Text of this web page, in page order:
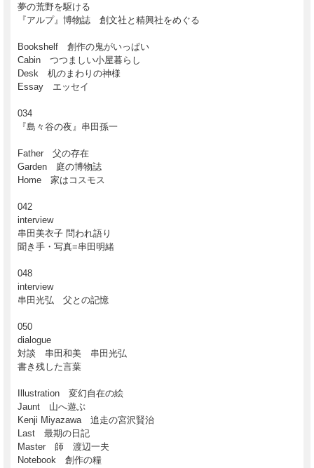
夢の荒野を駆ける
『アルプ』博物誌 創文社と精興社をめぐる
Bookshelf 創作の鬼がいっぱい
Cabin つつましい小屋暮らし
Desk 机のまわりの神様
Essay エッセイ
034
『島々谷の夜』串田孫一
Father 父の存在
Garden 庭の博物誌
Home 家はコスモス
042
interview
串田美衣子 問われ語り
聞き手・写真=串田明緒
048
interview
串田光弘 父との記憶
050
dialogue
対談 串田和美 串田光弘
書き残した言葉
Illustration 変幻自在の絵
Jaunt 山へ遊ぶ
Kenji Miyazawa 追走の宮沢賢治
Last 最期の日記
Master 師 渡辺一夫
Notebook 創作の糧